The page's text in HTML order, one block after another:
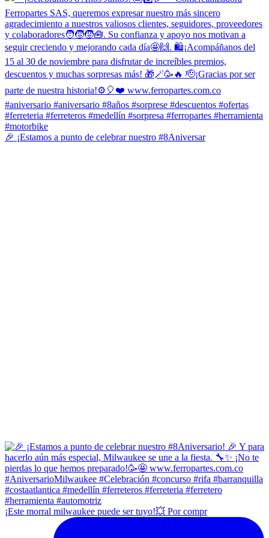
🎉 ¡Estamos a punto de celebrar nuestro #8Aniversar
¡Este morral milwaukee puede ser tuyo!💥 Por compr